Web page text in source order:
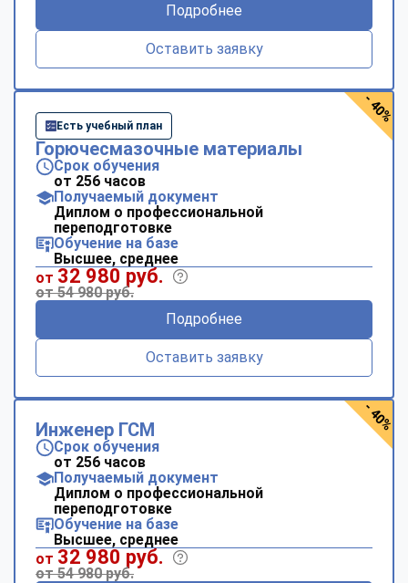
Подробнее
Оставить заявку
Есть учебный план
Горючесмазочные материалы
Срок обучения
от 256 часов
Получаемый документ
Диплом о профессиональной
переподготовке
Обучение на базе
Высшее, среднее
от 32 980 руб.
от 54 980 руб.
Подробнее
Оставить заявку
- 40%
Инженер ГСМ
Срок обучения
от 256 часов
Получаемый документ
Диплом о профессиональной
переподготовке
Обучение на базе
Высшее, среднее
от 32 980 руб.
от 54 980 руб.
- 40%